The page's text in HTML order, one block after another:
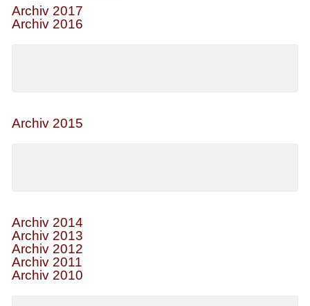
Archiv 2017
Archiv 2016
Archiv 2015
Archiv 2014
Archiv 2013
Archiv 2012
Archiv 2011
Archiv 2010